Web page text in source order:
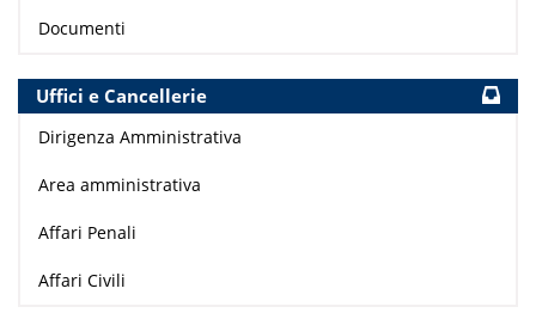
Documenti
Uffici e Cancellerie
Dirigenza Amministrativa
Area amministrativa
Affari Penali
Affari Civili